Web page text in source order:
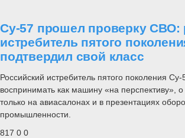
Су-57 прошел проверку СВО:
истребитель пятого
подтвердил свой класс
Российский истребитель пятого поколения
воспринимать как машину «на перспективу», о
только на авиасалонах и в презентациях
промышленности.
817 0 0